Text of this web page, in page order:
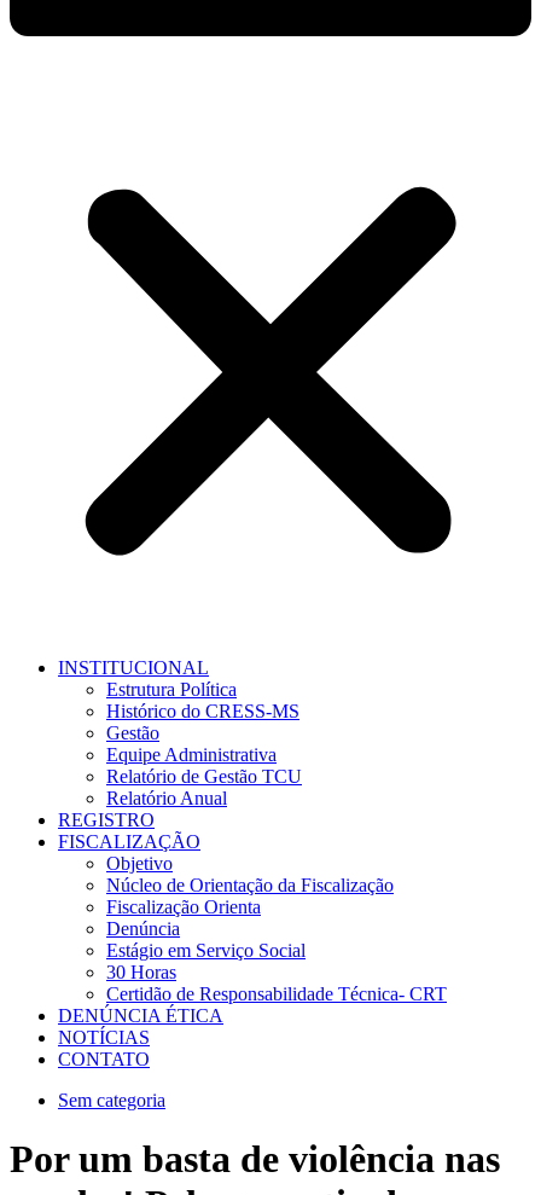
INSTITUCIONAL
Estrutura Política
Histórico do CRESS-MS
Gestão
Equipe Administrativa
Relatório de Gestão TCU
Relatório Anual
REGISTRO
FISCALIZAÇÃO
Objetivo
Núcleo de Orientação da Fiscalização
Fiscalização Orienta
Denúncia
Estágio em Serviço Social
30 Horas
Certidão de Responsabilidade Técnica- CRT
DENÚNCIA ÉTICA
NOTÍCIAS
CONTATO
Sem categoria
Por um basta de violência nas